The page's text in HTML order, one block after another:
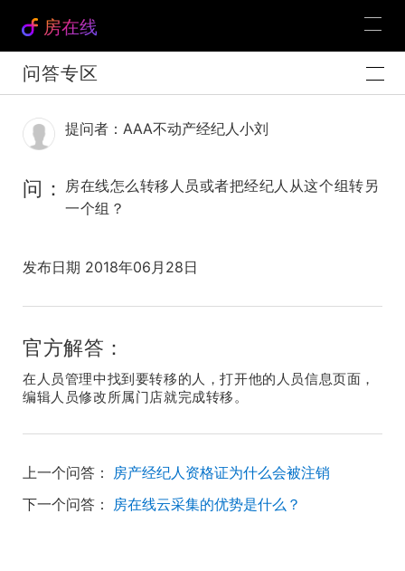
房在线
问答专区
提问者：AAA不动产经纪人小刘
问：
房在线怎么转移人员或者把经纪人从这个组转另
一个组？
发布日期 2018年06月28日
官方解答：
在人员管理中找到要转移的人，打开他的人员信息页面，
编辑人员修改所属门店就完成转移。
上一个问答： 房产经纪人资格证为什么会被注销
下一个问答： 房在线云采集的优势是什么？